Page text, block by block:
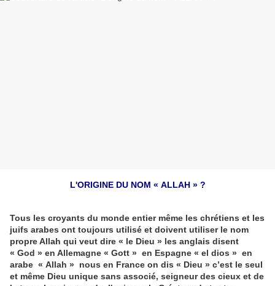
L'ORIGINE DU NOM « ALLAH » ?
Tous les croyants du monde entier même les chrétiens et les
juifs arabes ont toujours utilisé et doivent utiliser le nom
propre Allah qui veut dire « le Dieu » les anglais disent
« God » en Allemagne « Gott » en Espagne « el dios » en
arabe « Allah » nous en France on dis « Dieu » c’est le seul
et même Dieu unique sans associé, seigneur des cieux et de